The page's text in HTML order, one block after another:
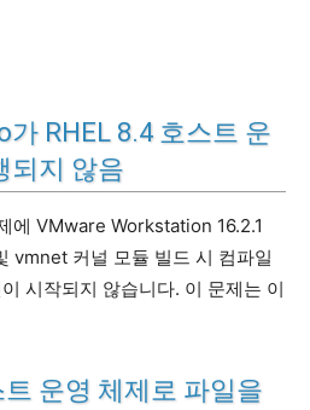
RHEL 8.4 호스트 운
되지 않음
에 VMware Workstation 16.2.1
vmnet 커널 모듈 빌드 시 컴파일
시작되지 않습니다. 이 문제는 이
운영 체제로 파일을